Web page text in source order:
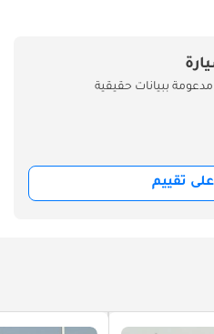
ببيانات حقيقية
تقييم